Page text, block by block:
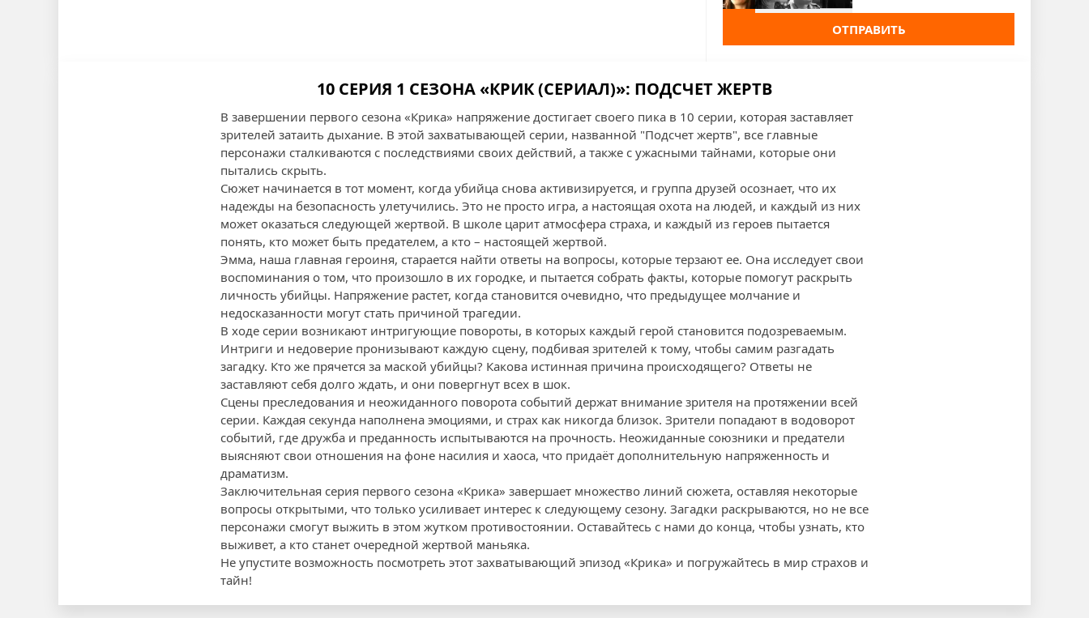
ОТПРАВИТЬ
10 СЕРИЯ 1 СЕЗОНА «КРИК (СЕРИАЛ)»: ПОДСЧЕТ ЖЕРТВ
В завершении первого сезона «Крика» напряжение достигает своего пика в 10 серии, которая заставляет
зрителей затаить дыхание. В этой захватывающей серии, названной "Подсчет жертв", все главные
персонажи сталкиваются с последствиями своих действий, а также с ужасными тайнами, которые они
пытались скрыть.
Сюжет начинается в тот момент, когда убийца снова активизируется, и группа друзей осознает, что их
надежды на безопасность улетучились. Это не просто игра, а настоящая охота на людей, и каждый из них
может оказаться следующей жертвой. В школе царит атмосфера страха, и каждый из героев пытается
понять, кто может быть предателем, а кто – настоящей жертвой.
Эмма, наша главная героиня, старается найти ответы на вопросы, которые терзают ее. Она исследует свои
воспоминания о том, что произошло в их городке, и пытается собрать факты, которые помогут раскрыть
личность убийцы. Напряжение растет, когда становится очевидно, что предыдущее молчание и
недосказанности могут стать причиной трагедии.
В ходе серии возникают интригующие повороты, в которых каждый герой становится подозреваемым.
Интриги и недоверие пронизывают каждую сцену, подбивая зрителей к тому, чтобы самим разгадать
загадку. Кто же прячется за маской убийцы? Какова истинная причина происходящего? Ответы не
заставляют себя долго ждать, и они повергнут всех в шок.
Сцены преследования и неожиданного поворота событий держат внимание зрителя на протяжении всей
серии. Каждая секунда наполнена эмоциями, и страх как никогда близок. Зрители попадают в водоворот
событий, где дружба и преданность испытываются на прочность. Неожиданные союзники и предатели
выясняют свои отношения на фоне насилия и хаоса, что придаёт дополнительную напряженность и
драматизм.
Заключительная серия первого сезона «Крика» завершает множество линий сюжета, оставляя некоторые
вопросы открытыми, что только усиливает интерес к следующему сезону. Загадки раскрываются, но не все
персонажи смогут выжить в этом жутком противостоянии. Оставайтесь с нами до конца, чтобы узнать, кто
выживет, а кто станет очередной жертвой маньяка.
Не упустите возможность посмотреть этот захватывающий эпизод «Крика» и погружайтесь в мир страхов и
тайн!